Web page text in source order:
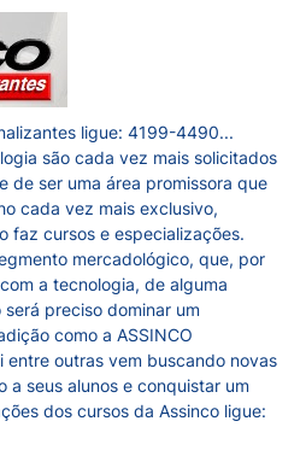
ligue: 4199-4490...
são cada vez mais solicitados
de ser uma área promissora que
cada vez mais exclusivo,
faz cursos e especializações.
mercadológico, que, por
a tecnologia, de alguma
preciso dominar um
como a ASSINCO
entre outras vem buscando novas
a seus alunos e conquistar um
dos cursos da Assinco ligue: